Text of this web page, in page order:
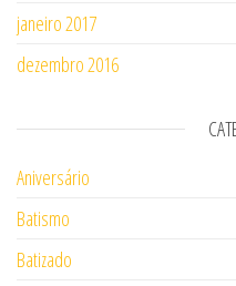
janeiro 2017
dezembro 2016
Aniversário
Batismo
Batizado